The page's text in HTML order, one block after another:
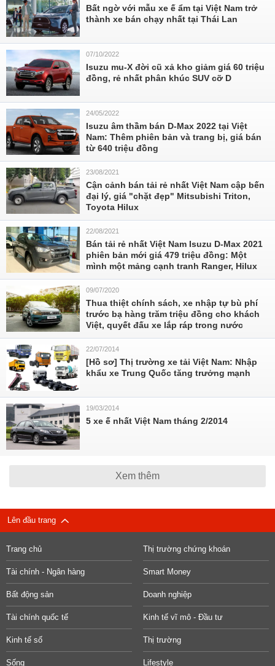
Bất ngờ với mẫu xe ế ẩm tại Việt Nam trở
thành xe bán chạy nhất tại Thái Lan
07/10/2022
Isuzu mu-X đời cũ xả kho giảm giá 60 triệu
đồng, rẻ nhất phân khúc SUV cỡ D
24/05/2022
Isuzu âm thầm bán D-Max 2022 tại Việt
Nam: Thêm phiên bản và trang bị, giá bán
từ 640 triệu đồng
23/08/2021
Cận cảnh bán tải rẻ nhất Việt Nam cập bến
đại lý, giá "chặt đẹp" Mitsubishi Triton,
Toyota Hilux
22/08/2021
Bán tải rẻ nhất Việt Nam Isuzu D-Max 2021
phiên bản mới giá 479 triệu đồng: Một
mình một mảng cạnh tranh Ranger, Hilux
09/07/2020
Thua thiệt chính sách, xe nhập tự bù phí
trước bạ hàng trăm triệu đồng cho khách
Việt, quyết đấu xe lắp ráp trong nước
22/07/2014
[Hồ sơ] Thị trường xe tải Việt Nam: Nhập
khẩu xe Trung Quốc tăng trưởng mạnh
19/03/2014
5 xe ế nhất Việt Nam tháng 2/2014
Xem thêm
Lên đầu trang
Trang chủ Thị trường chứng khoán
Tài chính - Ngân hàng Smart Money
Bất động sản Doanh nghiệp
Tài chính quốc tế Kinh tế vĩ mô - Đầu tư
Kinh tế số Thị trường
Sống Lifestyle